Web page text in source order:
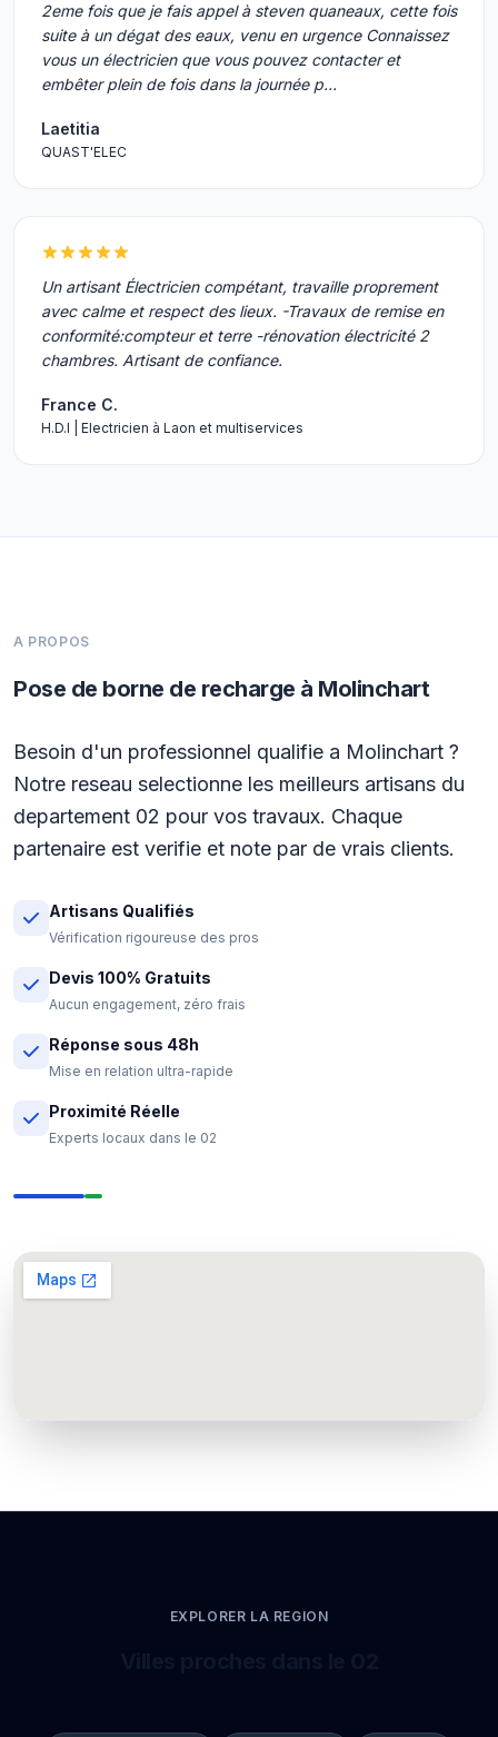
2eme fois que je fais appel à steven quaneaux, cette fois
suite à un dégat des eaux, venu en urgence Connaissez
vous un électricien que vous pouvez contacter et
embêter plein de fois dans la journée p…
Laetitia
QUAST'ELEC
Un artisant Électricien compétant, travaille proprement
avec calme et respect des lieux. -Travaux de remise en
conformité:compteur et terre -rénovation électricité 2
chambres. Artisant de confiance.
France C.
H.D.I | Electricien à Laon et multiservices
A PROPOS
Pose de borne de recharge à Molinchart
Besoin d'un professionnel qualifie a Molinchart ?
Notre reseau selectionne les meilleurs artisans du
departement 02 pour vos travaux. Chaque
partenaire est verifie et note par de vrais clients.
Artisans Qualifiés
Vérification rigoureuse des pros
Devis 100% Gratuits
Aucun engagement, zéro frais
Réponse sous 48h
Mise en relation ultra-rapide
Proximité Réelle
Experts locaux dans le 02
EXPLORER LA REGION